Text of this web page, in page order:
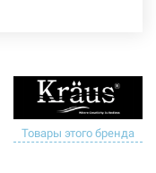
Товары этого бренда